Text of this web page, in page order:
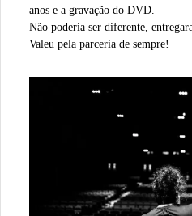
anos e a gravação do DVD.
Não poderia ser diferente,
Valeu pela parceria de sempre!